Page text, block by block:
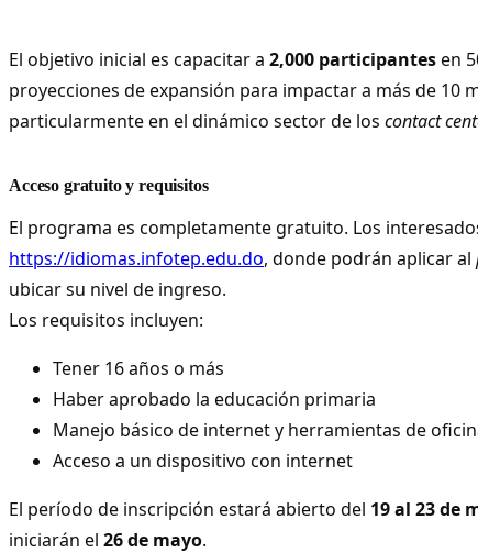
El objetivo inicial es capacitar a 2,000 participantesen
proyecciones de expansión para impactar a más de 10
particularmente en el dinámico sector de los contact
Acceso gratuito y requisitos
El programa es completamente gratuito. Los
https://idiomas.infotep.edu.do, donde podrán aplicar al
ubicar su nivel de ingreso.
Los requisitos incluyen:
Tener 16 años o más
Haber aprobado la educación primaria
Manejo básico de internet y herramientas de
Acceso a un dispositivo con internet
El período de inscripción estará abierto del 19 al 23 de
iniciarán el 26 de mayo.